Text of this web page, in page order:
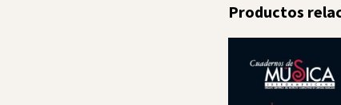
Productos